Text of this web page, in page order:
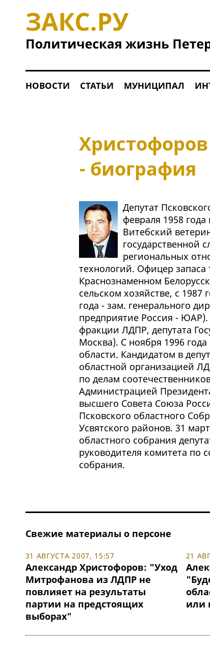
НОВОСТИ СТАТЬИ МУНИЦИПАЛ
- биография
Депутат
февраля 1958
Витебский
государственной
региональных
технологий. Офицер
Краснознаменном
сельском хозяйстве, с 1987
года - зам. генерального
предприятие Россия -
фракции ЛДПР, депутата
Москва). С ноября 1996
области. Кандидатом в
областной организацией
по делам
Администрацией
высшего Совета Союза
Псковского областного
Усвятского районов. 31
областного собрания
руководителя комитета по
собрания.
Свежие материалы о персоне
31 АВГУСТА 2007, 15:57
Александр Христофоров: "Уход
Митрофанова из ЛДПР не
повлияет на результаты
партии на предстоящих
выборах"
21
или